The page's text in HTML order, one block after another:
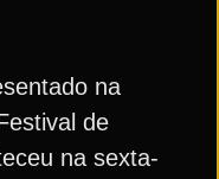
na
de
na sexta-